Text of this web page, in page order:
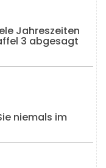
Jahreszeiten
3 abgesagt
niemals im